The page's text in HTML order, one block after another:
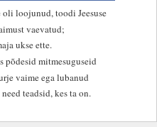
loojunud, toodi Jeesuse
vaevatud;
ukse ette.
põdesid mitmesuguseid
vaime ega lubanud
teadsid, kes ta on.